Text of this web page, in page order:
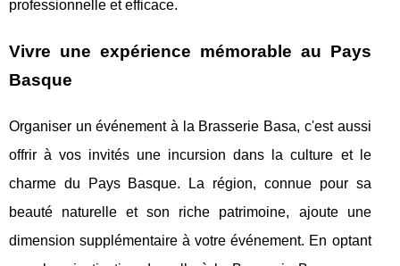
professionnelle et efficace.
Vivre une expérience mémorable au Pays
Basque
Organiser un événement à la Brasserie Basa, c'est aussi
offrir à vos invités une incursion dans la culture et le
charme du Pays Basque. La région, connue pour sa
beauté naturelle et son riche patrimoine, ajoute une
dimension supplémentaire à votre événement. En optant